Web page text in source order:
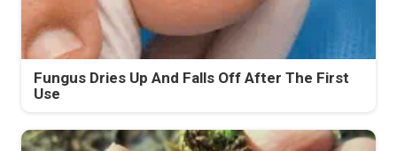
Fungus Dries Up And Falls Off After The First
Use